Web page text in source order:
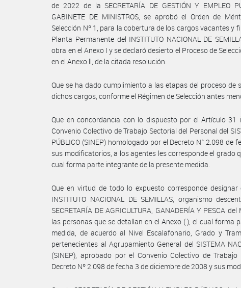
de 2022 de la SECRETARÍA DE GESTIÓN Y EMPLEO
GABINETE DE MINISTROS, se aprobó el Orden de
Selección Nº 1, para la cobertura de los cargos vacantes y
Planta Permanente del INSTITUTO NACIONAL DE
obra en el Anexo I y se declaró desierto el Proceso de
en el Anexo ll, de la citada resolución.
Que se ha dado cumplimiento a las etapas del proceso de
dichos cargos, conforme el Régimen de Selección antes
Que en concordancia con lo dispuesto por el Artículo 31
Convenio Colectivo de Trabajo Sectorial del Personal del
PÚBLICO (SINEP) homologado por el Decreto N° 2.098 de
sus modificatorios, a los agentes les corresponde el grado
cual forma parte integrante de la presente medida.
Que en virtud de todo lo expuesto corresponde
INSTITUTO NACIONAL DE SEMILLAS, organismo
SECRETARÍA DE AGRICULTURA, GANADERÍA Y PESCA
las personas que se detallan en el Anexo ( ), el cual forma
medida, de acuerdo al Nivel Escalafonario, Grado y
pertenecientes al Agrupamiento General del SISTEMA
(SINEP), aprobado por el Convenio Colectivo de
Decreto Nº 2.098 de fecha 3 de diciembre de 2008 y sus